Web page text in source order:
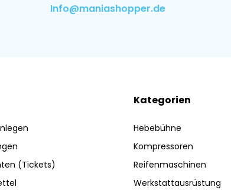
Info@maniashopper.de
(Tickets)
Kategorien
Hebebühne
Kompressoren
Reifenmaschinen
Werkstattausrüstung